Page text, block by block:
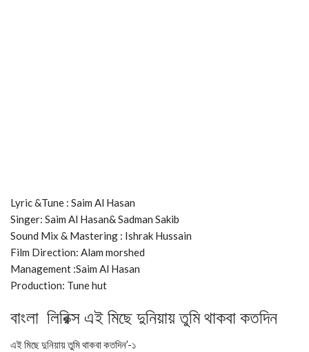
Lyric &Tune : Saim Al Hasan
Singer: Saim Al Hasan& Sadman Sakib
Sound Mix & Mastering : Ishrak Hussain
Film Direction: Alam morshed
Management :Saim Al Hasan
Production: Tune hut
বাংলা লিরিক্স এই মিছে দুনিয়ায় তুমি থাকবা কতদিন
এই মিছে দুনিয়ায় তুমি থাকবা কতদিন’-১